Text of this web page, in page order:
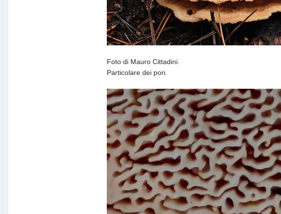
Foto di Mauro Cittadini.
Particolare dei pori.